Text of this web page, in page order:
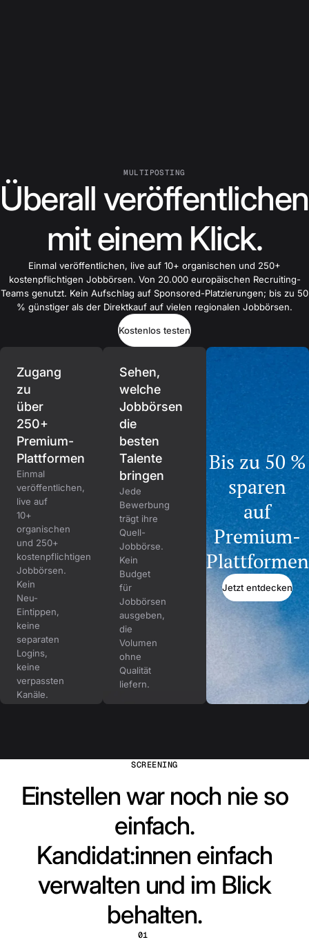
MULTIPOSTING
Überall veröffentlichen
mit einem Klick.
Einmal veröffentlichen, live auf 10+ organischen und 250+
kostenpflichtigen Jobbörsen. Von 20.000 europäischen Recruiting-
Teams genutzt. Kein Aufschlag auf Sponsored-Platzierungen; bis zu 50
% günstiger als der Direktkauf auf vielen regionalen Jobbörsen.
Kostenlos testen
Zugang
zu
über
250+
Premium-
Plattformen
Einmal
veröffentlichen,
live auf
10+
organischen
und 250+
kostenpflichtigen
Jobbörsen.
Kein
Neu-
Eintippen,
keine
separaten
Logins,
keine
verpassten
Kanäle.
Sehen,
welche
Jobbörsen
die
besten
Talente
bringen
Jede
Bewerbung
trägt ihre
Quell-
Jobbörse.
Kein
Budget
für
Jobbörsen
ausgeben,
die
Volumen
ohne
Qualität
liefern.
Bis zu 50 %
sparen
auf
Premium-
Plattformen
Jetzt entdecken
SCREENING
Einstellen war noch nie so
einfach.
Kandidat:innen einfach
verwalten und im Blick
behalten.
01